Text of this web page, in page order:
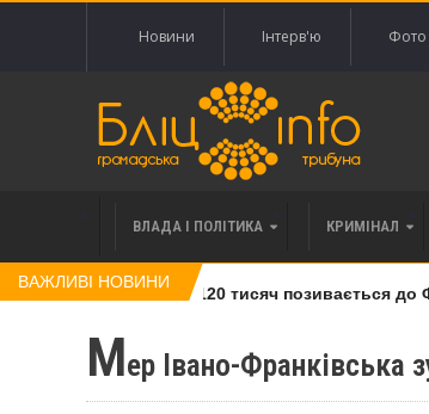
Новини Інтерв'ю Фото
ВЛАДА І ПОЛІТИКА КРИМІНАЛ
ВАЖЛИВІ НОВИНИ
права вимоги за 120 тисяч позивається до
Мер Івано-Франківська